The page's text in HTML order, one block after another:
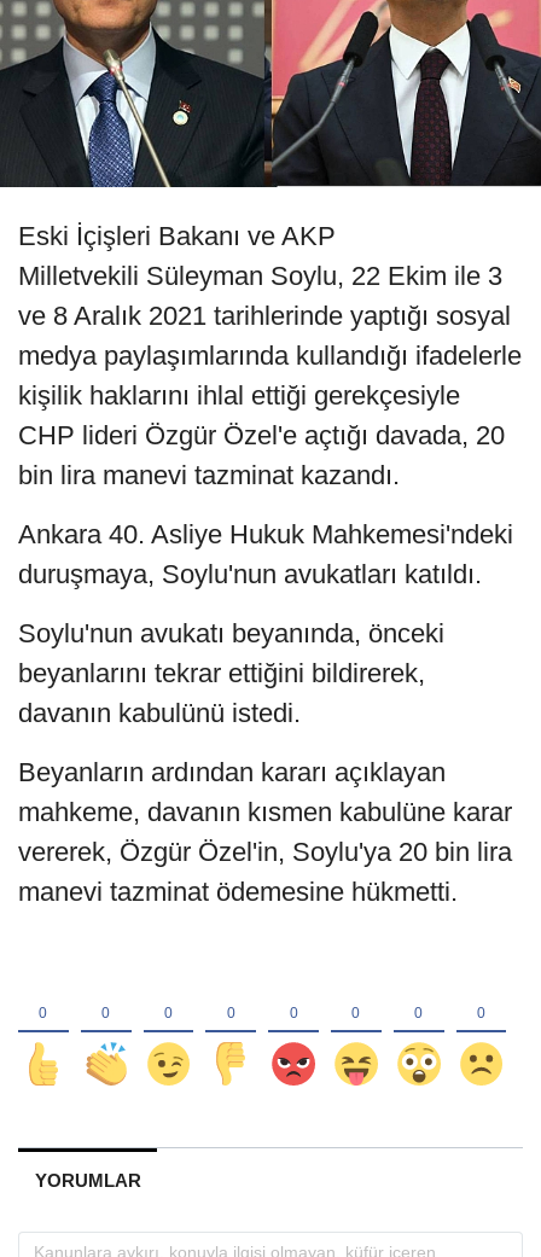
Eski İçişleri Bakanı ve AKP
Milletvekili Süleyman Soylu, 22 Ekim ile 3
ve 8 Aralık 2021 tarihlerinde yaptığı sosyal
medya paylaşımlarında kullandığı ifadelerle
kişilik haklarını ihlal ettiği gerekçesiyle
CHP lideri Özgür Özel'e açtığı davada, 20
bin lira manevi tazminat kazandı.
Ankara 40. Asliye Hukuk Mahkemesi'ndeki
duruşmaya, Soylu'nun avukatları katıldı.
Soylu'nun avukatı beyanında, önceki
beyanlarını tekrar ettiğini bildirerek,
davanın kabulünü istedi.
Beyanların ardından kararı açıklayan
mahkeme, davanın kısmen kabulüne karar
vererek, Özgür Özel'in, Soylu'ya 20 bin lira
manevi tazminat ödemesine hükmetti.
YORUMLAR